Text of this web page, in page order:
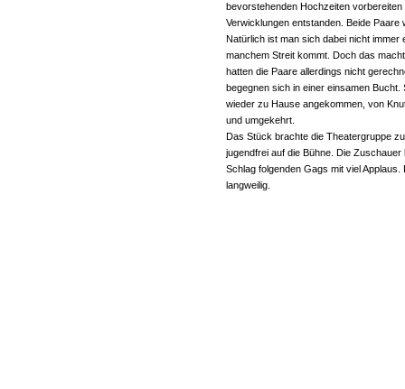
bevorstehenden Hochzeiten
Verwicklungen entstanden. Beide Paare
Natürlich ist man sich dabei nicht immer
manchem Streit kommt. Doch das
hatten die Paare allerdings nicht
begegnen sich in einer einsamen
wieder zu Hause angekommen, von
und umgekehrt.
Das Stück brachte die Theatergruppe
jugendfrei auf die Bühne. Die
Schlag folgenden Gags mit viel
langweilig.